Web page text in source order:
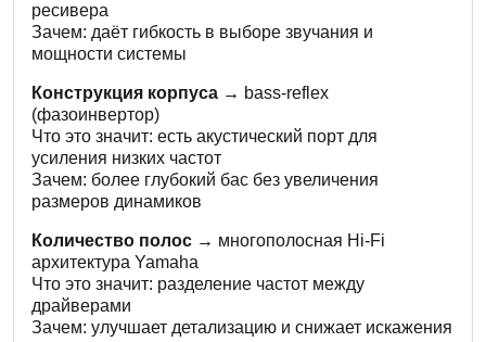
ресивера
Зачем: даёт гибкость в выборе звучания и
мощности системы
Конструкция корпуса → bass-reflex
(фазоинвертор)
Что это значит: есть акустический порт для
усиления низких частот
Зачем: более глубокий бас без увеличения
размеров динамиков
Количество полос → многополосная Hi-Fi
архитектура Yamaha
Что это значит: разделение частот между
драйверами
Зачем: улучшает детализацию и снижает искажения